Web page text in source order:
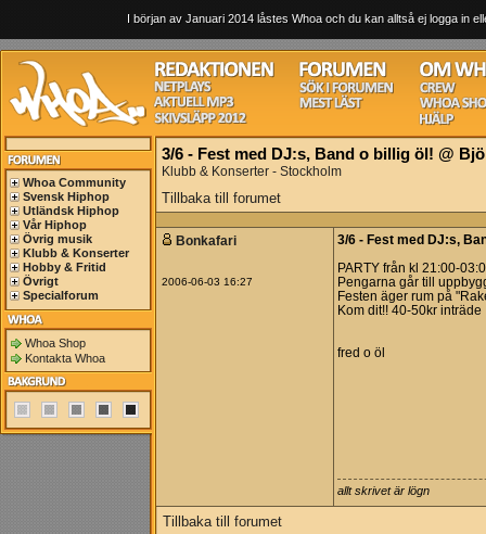
I början av Januari 2014 låstes Whoa och du kan alltså ej logga in
Whoa Community
Svensk Hiphop
Utländsk Hiphop
Vår Hiphop
Övrig musik
Klubb & Konserter
Hobby & Fritid
Övrigt
Specialforum
Whoa Shop
Kontakta Whoa
3/6 - Fest med DJ:s, Band o billig öl! @
Klubb & Konserter - Stockholm
Tillbaka till forumet
Bonkafari
2006-06-03 16:27
3/6 - Fest med DJ:s,
PARTY från kl 21:00-
Pengarna går till
Festen äger rum på
Kom dit!! 40-50kr inträde
fred o öl
allt skrivet är lögn
Tillbaka till forumet